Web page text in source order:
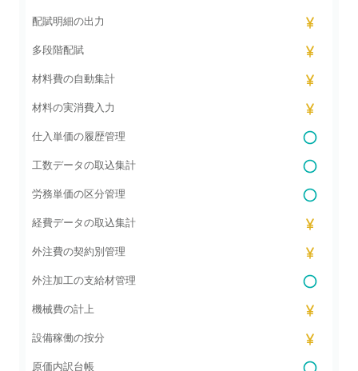
配賦明細の出力
多段階配賦
材料費の自動集計
材料の実消費入力
仕入単価の履歴管理
工数データの取込集計
労務単価の区分管理
経費データの取込集計
外注費の契約別管理
外注加工の支給材管理
機械費の計上
設備稼働の按分
原価内訳台帳